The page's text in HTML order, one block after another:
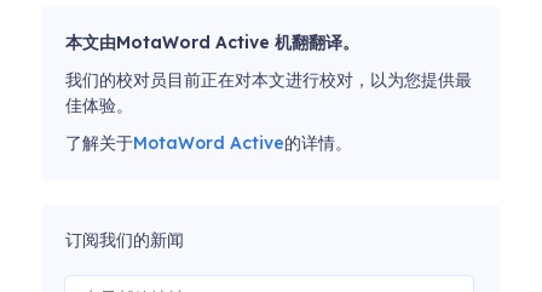
本文由MotaWord Active 机翻翻译。
我们的校对员目前正在对本文进行校对，以为您提供最
佳体验。
了解关于MotaWord Active的详情。
订阅我们的新闻